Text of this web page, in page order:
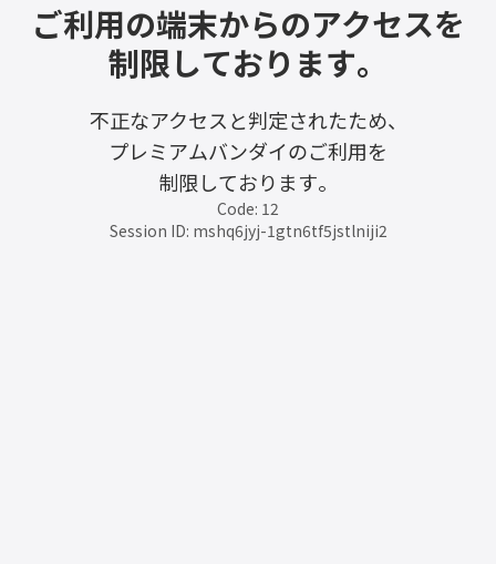
ご利用の端末からのアクセスを
制限しております。
不正なアクセスと判定されたため、
プレミアムバンダイのご利用を
制限しております。
Code: 12
Session ID: mshq6jyj-1gtn6tf5jstlniji2